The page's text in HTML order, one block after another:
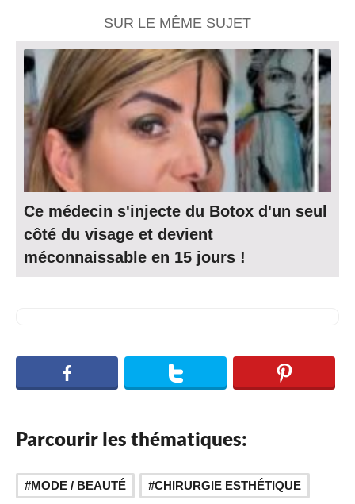
SUR LE MÊME SUJET
Ce médecin s'injecte du Botox d'un seul
côté du visage et devient
méconnaissable en 15 jours !
Parcourir les thématiques:
MODE / BEAUTÉ CHIRURGIE ESTHÉTIQUE